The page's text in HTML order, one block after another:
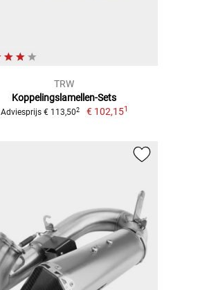
TRW
Koppelingslamellen-Sets
Adviesprijs € 113,502 € 102,151